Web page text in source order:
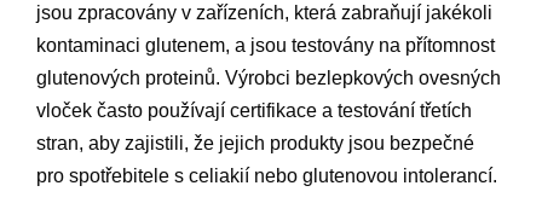
jsou zpracovány v zařízeních, která zabraňují jakékoli
kontaminaci glutenem, a jsou testovány na přítomnost
glutenových proteinů. Výrobci bezlepkových ovesných
vloček často používají certifikace a testování třetích
stran, aby zajistili, že jejich produkty jsou bezpečné
pro spotřebitele s celiakií nebo glutenovou intolerancí.